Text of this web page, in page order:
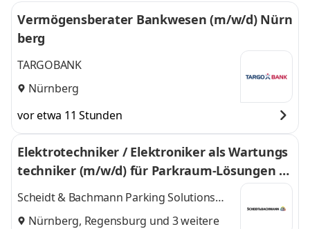
Vermögensberater Bankwesen (m/w/d) Nürn
berg
TARGOBANK
Nürnberg
vor etwa 11 Stunden
Elektrotechniker / Elektroniker als Wartungs
techniker (m/w/d) für Parkraum-Lösungen G
roßraum Bayern
Scheidt & Bachmann Parking Solutions
Germany GmbH
Nürnberg, Regensburg und 3 weitere